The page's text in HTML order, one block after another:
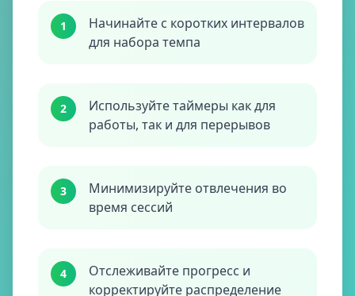
1
Начинайте с коротких интервалов
для набора темпа
2
Используйте таймеры как для
работы, так и для перерывов
3
Минимизируйте отвлечения во
время сессий
4
Отслеживайте прогресс и
корректируйте распределение